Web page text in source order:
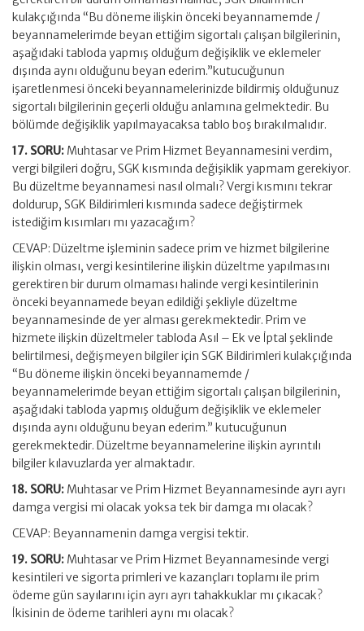
kulakçığında “Bu döneme ilişkin önceki beyannamemde /
beyannamelerimde beyan ettiğim sigortalı çalışan bilgilerinin,
aşağıdaki tabloda yapmış olduğum değişiklik ve eklemeler
dışında aynı olduğunu beyan ederim.”kutucuğunun
işaretlenmesi önceki beyannamelerinizde bildirmiş olduğunuz
sigortalı bilgilerinin geçerli olduğu anlamına gelmektedir. Bu
bölümde değişiklik yapılmayacaksa tablo boş bırakılmalıdır.
17. SORU: Muhtasar ve Prim Hizmet Beyannamesini verdim,
vergi bilgileri doğru, SGK kısmında değişiklik yapmam gerekiyor.
Bu düzeltme beyannamesi nasıl olmalı? Vergi kısmını tekrar
doldurup, SGK Bildirimleri kısmında sadece değiştirmek
istediğim kısımları mı yazacağım?
CEVAP: Düzeltme işleminin sadece prim ve hizmet bilgilerine
ilişkin olması, vergi kesintilerine ilişkin düzeltme yapılmasını
gerektiren bir durum olmaması halinde vergi kesintilerinin
önceki beyannamede beyan edildiği şekliyle düzeltme
beyannamesinde de yer alması gerekmektedir. Prim ve
hizmete ilişkin düzeltmeler tabloda Asıl – Ek ve İptal şeklinde
belirtilmesi, değişmeyen bilgiler için SGK Bildirimleri kulakçığında
“Bu döneme ilişkin önceki beyannamemde /
beyannamelerimde beyan ettiğim sigortalı çalışan bilgilerinin,
aşağıdaki tabloda yapmış olduğum değişiklik ve eklemeler
dışında aynı olduğunu beyan ederim.” kutucuğunun
gerekmektedir. Düzeltme beyannamelerine ilişkin ayrıntılı
bilgiler kılavuzlarda yer almaktadır.
18. SORU: Muhtasar ve Prim Hizmet Beyannamesinde ayrı ayrı
damga vergisi mi olacak yoksa tek bir damga mı olacak?
CEVAP: Beyannamenin damga vergisi tektir.
19. SORU: Muhtasar ve Prim Hizmet Beyannamesinde vergi
kesintileri ve sigorta primleri ve kazançları toplamı ile prim
ödeme gün sayılarını için ayrı ayrı tahakkuklar mı çıkacak?
İkisinin de ödeme tarihleri aynı mı olacak?